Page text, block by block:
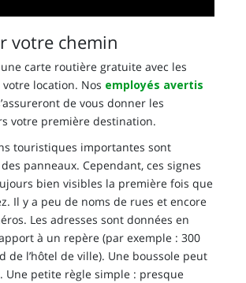
votre chemin
carte routière gratuite avec les
location. Nos employés avertis
de vous donner les
votre première destination.
touristiques importantes sont
panneaux. Cependant, ces signes
bien visibles la première fois que
Il y a peu de noms de rues et encore
Les adresses sont données en
à un repère (par exemple : 300
de l’hôtel de ville). Une boussole peut
Une petite règle simple : presque